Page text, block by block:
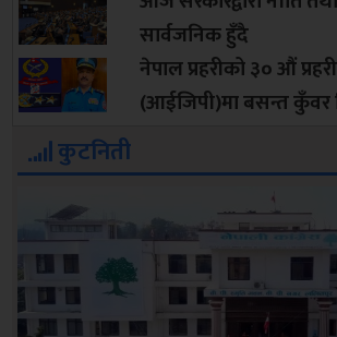
सार्वजनिक हुँदै
नेपाल प्रहरीको ३० औं
(आईजिपी)मा बसन्त कुँवर
कुटनिती